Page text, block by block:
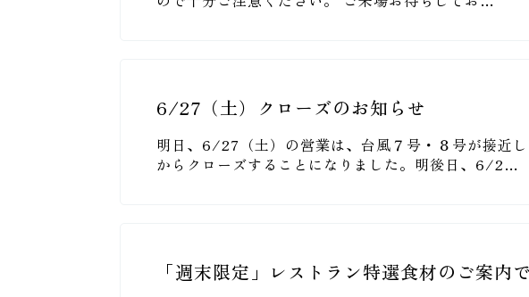
6/27（土）クローズのお知らせ
明日、6/27（土）の営業は、台風７号・８号が接近
からクローズすることになりました。明後日、6/2…
「週末限定」レストラン特選食材のご案内で